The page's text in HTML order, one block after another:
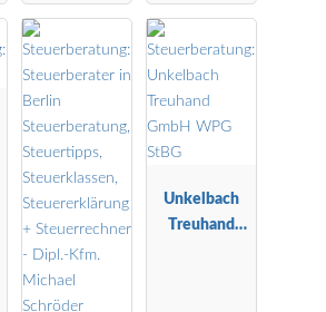
ftliche
Buchstelle
Unkelbach
Treuhand